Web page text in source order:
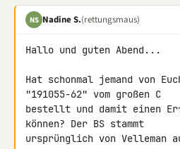
NS Nadine S.(rettungsmaus)
Hallo und guten Abend...
Hat schonmal jemand von
"191055-62" vom großen C
bestellt und damit einen
können? Der BS stammt
ursprünglich von Velleman